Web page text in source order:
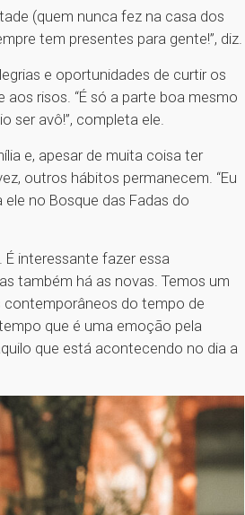
(quem nunca fez na casa dos
tem presentes para gente!”, diz.
e oportunidades de curtir os
risos. “É só a parte boa mesmo
ser avô!”, completa ele.
e, apesar de muita coisa ter
outros hábitos permanecem. “Eu
no Bosque das Fadas do
É interessante fazer essa
também há as novas. Temos um
contemporâneos do tempo de
que é uma emoção pela
que está acontecendo no dia a